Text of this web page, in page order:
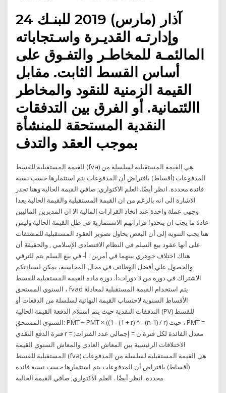
24 آذار (مارس) 2019 للبنـك
وإدارتـه القديـرة واسـتجاباته
المالئمـة للمخاطـر والتفـوق على
أساس القسط الثابت. مقابل
القيمة الزمنية للنقود والمخاطر
االئتمانية. أو الفرق بين التدفقات
النقدية المستحقة للمنشأة
بموجب العقد والتدف
القيمة المستقبلية للقسط (fva) هي القيمة المستقبلية لسلسلة من
المدفوعات (أقساط) بافتراض أن المدفوعات يتم استثمارها حسب نسبة
فائدة محددة. انظر أيضًا. العلم الاكتواري; صافي القيمة الحالية وهنا تجدر
الاشارة الى انه بالرغم من ان القيمة المستقبلية والقيمة الحالية يعدا
وجهى عملة واحدة عند اتخاذ القرارات المالية الا ان المديرين الماليين
عادة ما يجب ان يتحذوا قراراتهم الاستثمارية فى ظل القيمة الحالية وليس
هنا يجب التنويه إلى أن البعض يحاول تصوير العقود المستقبلية للمشتقات
على أنها عقود بيع السلم في النظام الاقتصادي الإسلامي , والحقيقة أن
هناك اختلاف جوهري بينهما في أمرين : أ- في بيع السلم يتم للترقي
والحصول علي أفضل الوظائف في مجال المحاسبة، يمكن لسيادتكم
الاشتراك في دورة من 3 دورات:‌أ. دورة مادة القيمة المستقبلية للقسط
السنوي المستحق ، fvad يتم استخدام القيمة المستقبلية لمعادلة
الأقساط السنوية لاحتساب القيمة النهائية لسلسلة من الدفعات أو
التدفقات النقدية حيث يتم استلام الدفعة القيمة الحالية (PV) للقسط
السنوي المستحق: PMT + PMT × ((1 - (1 + r) ^ - (n-1) / r) حيث ، PMT =
فترة الدفع النقدي r = معدل الفائدة لكل فترة ن = إجمالي عدد الفترات;
الاختلافات الرئيسية بين المعاش العادي والمعاش السنوي القيمة
المستقبلية للقسط (fva) هي القيمة المستقبلية لسلسلة من المدفوعات
(أقساط) بافتراض أن المدفوعات يتم استثمارها حسب نسبة فائدة
محددة. انظر أيضًا . العلم الاكتواري; صافي القيمة الحالية